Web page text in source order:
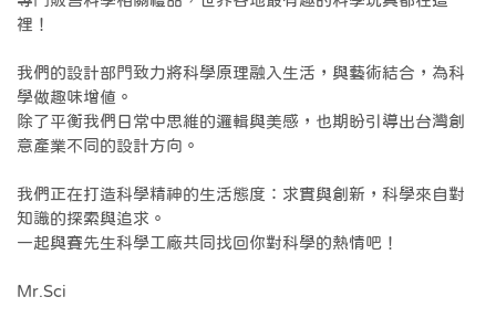
裡！
我們的設計部門致力將科學原理融入生活，與藝術結合，為科
學做趣味增值。
除了平衡我們日常中思維的邏輯與美感，也期盼引導出台灣創
意產業不同的設計方向。
我們正在打造科學精神的生活態度：求實與創新，科學來自對
知識的探索與追求。
一起與賽先生科學工廠共同找回你對科學的熱情吧！
Mr.Sci